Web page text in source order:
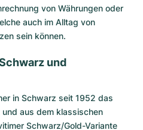
von Währungen oder
auch im Alltag von
sein können.
und
in Schwarz seit 1952 das
aus dem klassischen
Schwarz/Gold-Variante